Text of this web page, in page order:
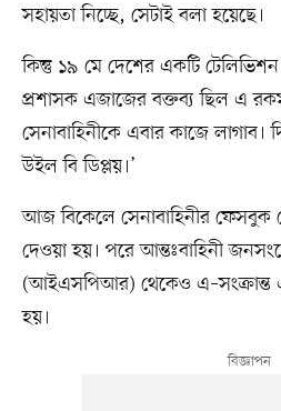
সহায়তা নিচ্ছে, সেটাই বলা হয়েছে।
কিন্তু ১৯ মে দেশের একটি টেলিভিশন
প্রশাসক এজাজের বক্তব্য ছিল এ
সেনাবাহিনীকে এবার কাজে লাগাব।
উইল বি ডিপ্লয়।’
আজ বিকেলে সেনাবাহিনীর ফেসবুক
দেওয়া হয়। পরে আন্তঃবাহিনী
(আইএসপিআর) থেকেও এ–সংক্রান্ত
হয়।